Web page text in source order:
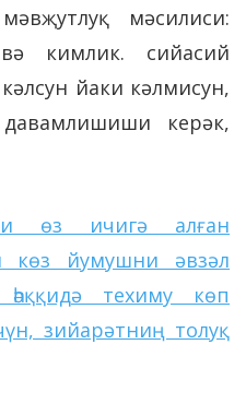
мәсилиси:
кимлик. сийасий
йаки кәлмисун,
керәк,
өз ичигә алған
көз йумушни әвзәл
техиму көп
зийарәтниң толуқ